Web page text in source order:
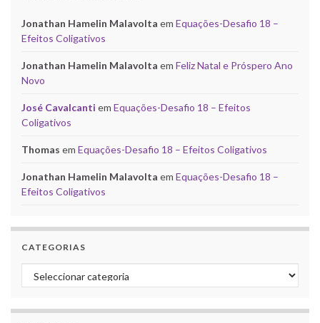
Jonathan Hamelin Malavolta em Equações-Desafio 18 –
Efeitos Coligativos
Jonathan Hamelin Malavolta em Feliz Natal e Próspero Ano
Novo
José Cavalcanti em Equações-Desafio 18 – Efeitos
Coligativos
Thomas em Equações-Desafio 18 – Efeitos Coligativos
Jonathan Hamelin Malavolta em Equações-Desafio 18 –
Efeitos Coligativos
CATEGORIAS
Categorias